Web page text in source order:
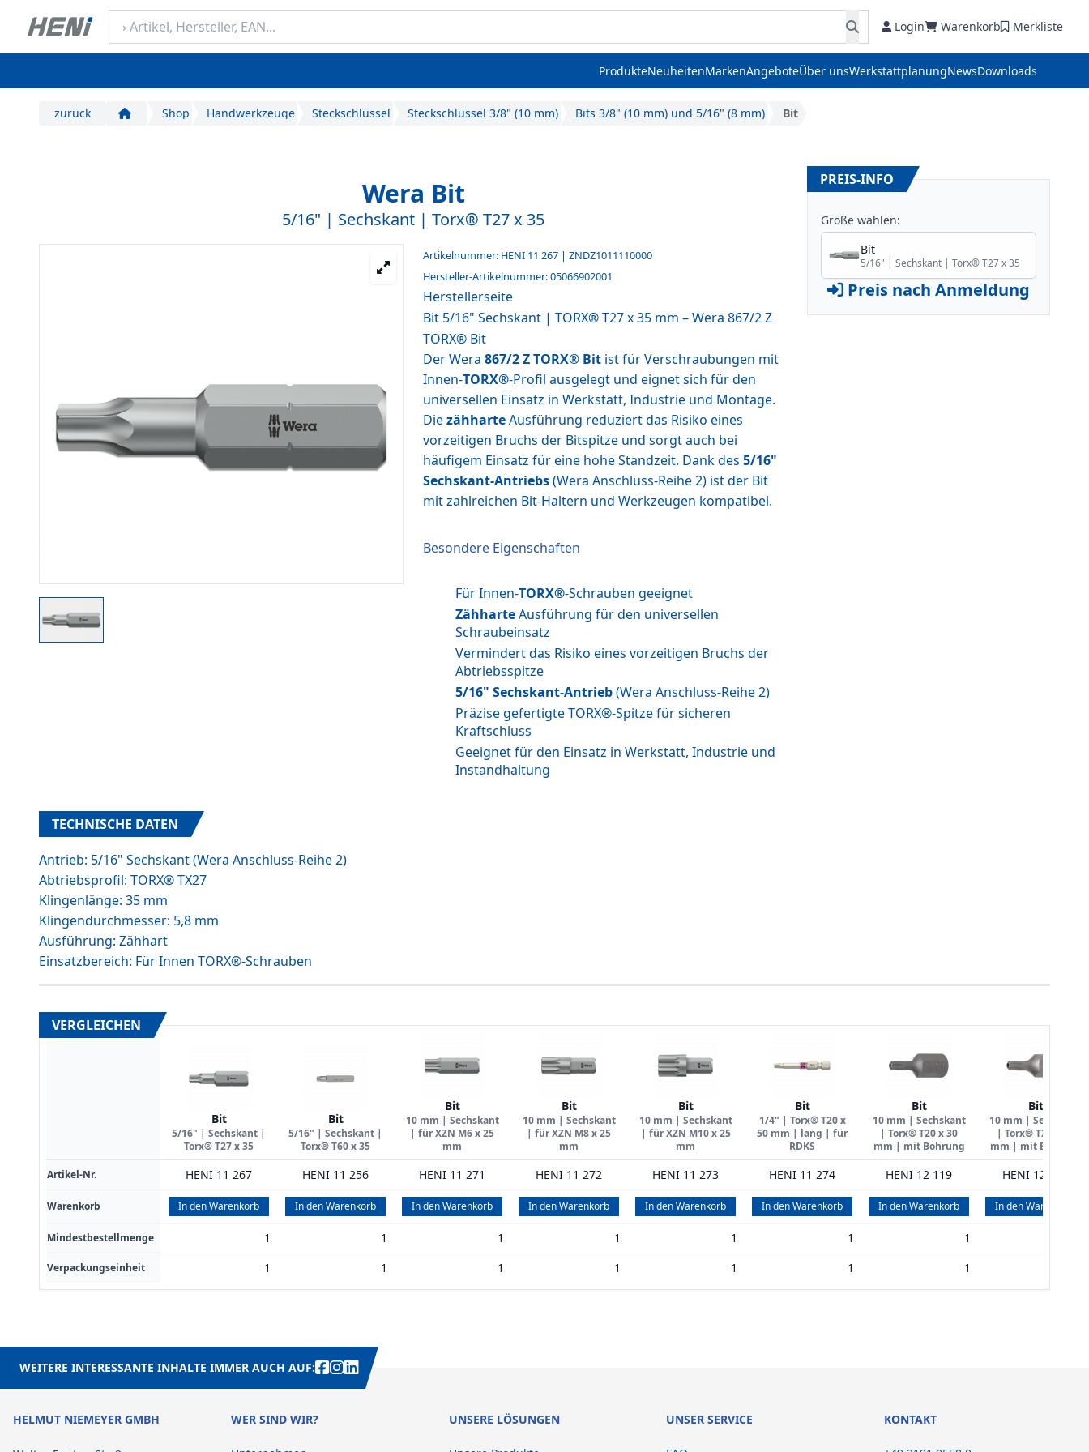
Login Warenkorb Merkliste
ProdukteNeuheitenMarkenAngeboteÜber unsWerkstattplanungNewsDownloads
zurück Start Shop Handwerkzeuge Steckschlüssel Steckschlüssel 3/8" (10 mm) Bits 3/8" (10 mm) und 5/16" (8 mm) Bit
Wera Bit
5/16" | Sechskant | Torx® T27 x 35
Artikelnummer: HENI 11 267 | ZNDZ1011110000
Hersteller-Artikelnummer: 05066902001
Herstellerseite
Bit 5/16" Sechskant | TORX® T27 x 35 mm – Wera 867/2 Z
TORX® Bit
Der Wera 867/2 Z TORX® Bit ist für Verschraubungen mit
Innen-TORX®-Profil ausgelegt und eignet sich für den
universellen Einsatz in Werkstatt, Industrie und Montage.
DiezähharteAusführung reduziert das Risiko eines
vorzeitigen Bruchs der Bitspitze und sorgt auch bei
häufigem Einsatz für eine hohe Standzeit. Dank des 5/16"
Sechskant-Antriebs(Wera Anschluss-Reihe 2) ist der Bit
mit zahlreichen Bit-Haltern und Werkzeugen kompatibel.
Besondere Eigenschaften
Für Innen-TORX®-Schrauben geeignet
ZähharteAusführung für den universellen
Schraubeinsatz
Vermindert das Risiko eines vorzeitigen Bruchs der
Abtriebsspitze
5/16" Sechskant-Antrieb(Wera Anschluss-Reihe 2)
Präzise gefertigte TORX®-Spitze für sicheren
Kraftschluss
Geeignet für den Einsatz in Werkstatt, Industrie und
Instandhaltung
PREIS-INFO
Größe wählen:
Bit
5/16" | Sechskant | Torx® T27 x 35
Preis nach Anmeldung
TECHNISCHE DATEN
Antrieb: 5/16" Sechskant (Wera Anschluss-Reihe 2)
Abtriebsprofil: TORX® TX27
Klingenlänge: 35 mm
Klingendurchmesser: 5,8 mm
Ausführung: Zähhart
Einsatzbereich: Für Innen TORX®-Schrauben
VERGLEICHEN
Bit
5/16" | Sechskant |
Torx® T27 x 35
Bit
5/16" | Sechskant |
Torx® T60 x 35
Bit
10 mm | Sechskant
| für XZN M6 x 25
mm
Bit
10 mm | Sechskant
| für XZN M8 x 25
mm
Bit
10 mm | Sechskant
| für XZN M10 x 25
mm
Bit
1/4" | Torx® T20 x
50 mm | lang | für
RDKS
Bit
10 mm | Sechskant
| Torx® T20 x 30
mm | mit Bohrung
Bit
10 mm | Sechskant
| Torx® T25 x 30
mm | mit Bohrung
Artikel-Nr. HENI 11 267 HENI 11 256 HENI 11 271 HENI 11 272 HENI 11 273 HENI 11 274 HENI 12 119 HENI 12 120
Warenkorb In den Warenkorb In den Warenkorb In den Warenkorb In den Warenkorb In den Warenkorb In den Warenkorb In den Warenkorb In den Warenkorb
Mindestbestellmenge 1 1 1 1 1 1 1
Verpackungseinheit 1 1 1 1 1 1 1
WEITERE INTERESSANTE INHALTE IMMER AUCH AUF:
HELMUT NIEMEYER GMBH WER SIND WIR? UNSERE LÖSUNGEN UNSER SERVICE KONTAKT